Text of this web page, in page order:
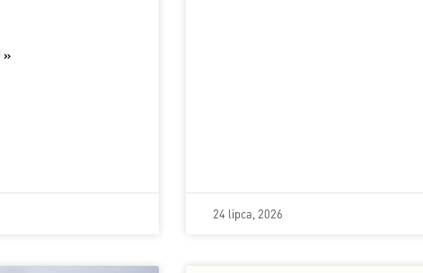
»
24 lipca, 2026